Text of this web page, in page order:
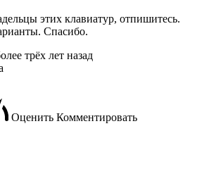
этих клавиатур, отпишитесь.
Спасибо.
трёх лет назад
Оценить Комментировать